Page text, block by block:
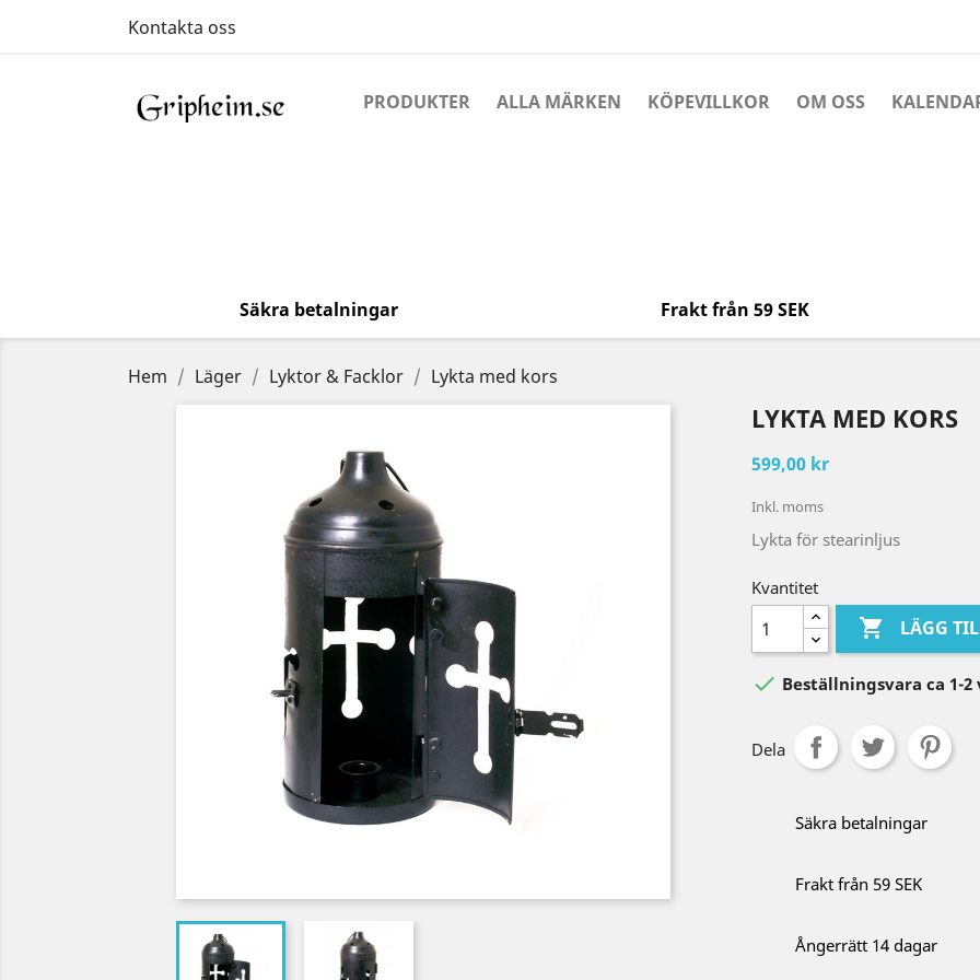
Kontakta oss
PRODUKTER ALLA MÄRKEN KÖPEVILLKOR OM OSS
Säkra betalningar Frakt från 59 SEK
Hem Läger Lyktor & Facklor Lykta med kors
LYKTA MED KORS
599,00 kr
Inkl. moms
Lykta för stearinljus
Kvantitet
 LÄGG
 Beställningsvara ca 1-2
Dela
Säkra betalningar
Frakt från 59 SEK
Ångerrätt 14 dagar